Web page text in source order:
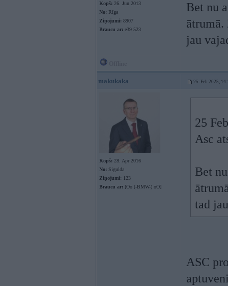
Kopš: 26. Jun 2013
No: Rīga
Ziņojumi: 8907
Braucu ar: e39 523
Bet nu
jau
makukaka 25. Feb 2025,
Kopš: 28. Apr 2016
No: Sigulda
Ziņojumi: 123
Braucu ar: [Oo (-BMW-) oO]
25
Asc
Bet
tad
ASC